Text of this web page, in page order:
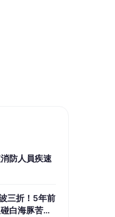
防人員疾速
三折！5年前
白海豚苦